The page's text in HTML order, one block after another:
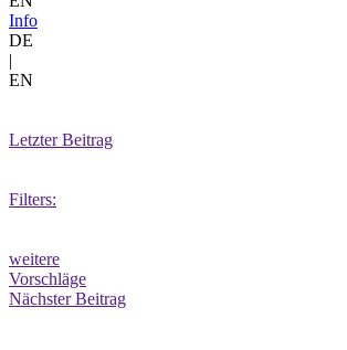
Info
DE
|
EN
Letzter Beitrag
Filters:
weitere
Vorschläge
Nächster Beitrag